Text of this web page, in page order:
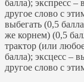
балла); экспресс
другое слово с
выбегать (0,5
же корнем) (0,5
трактор (или
балла); эксцесс –
другое слово с